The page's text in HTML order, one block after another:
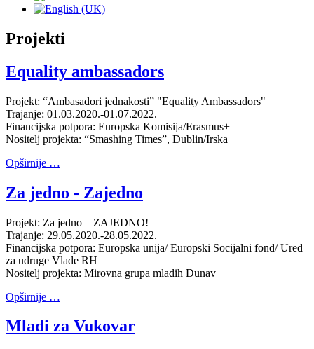
Projekti
Equality ambassadors
Projekt: “Ambasadori jednakosti” "Equality Ambassadors"
Trajanje: 01.03.2020.-01.07.2022.
Financijska potpora: Europska Komisija/Erasmus+
Nositelj projekta: “Smashing Times”, Dublin/Irska
Opširnije …
Za jedno - Zajedno
Projekt: Za jedno – ZAJEDNO!
Trajanje: 29.05.2020.-28.05.2022.
Financijska potpora: Europska unija/ Europski Socijalni fond/ Ured
za udruge Vlade RH
Nositelj projekta: Mirovna grupa mladih Dunav
Opširnije …
Mladi za Vukovar